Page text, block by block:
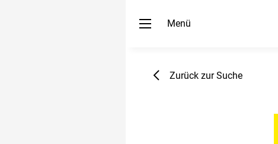
Menü
Zurück zur Suche